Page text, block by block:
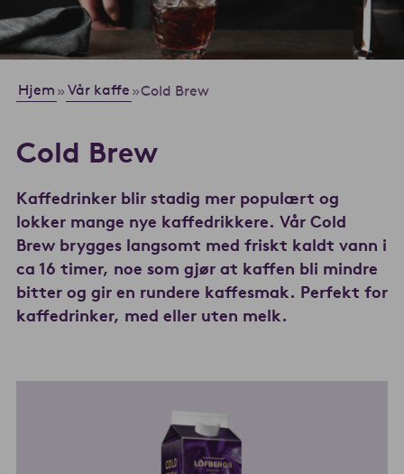
Hjem » Vår kaffe »Cold Brew
Cold Brew
Kaffedrinker blir stadig mer populært og
lokker mange nye kaffedrikkere. Vår Cold
Brew brygges langsomt med friskt kaldt vann i
ca 16 timer, noe som gjør at kaffen bli mindre
bitter og gir en rundere kaffesmak. Perfekt for
kaffedrinker, med eller uten melk.